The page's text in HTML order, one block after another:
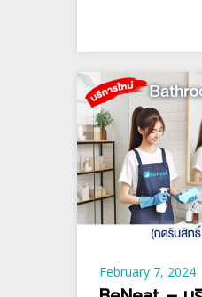
February 7, 2024